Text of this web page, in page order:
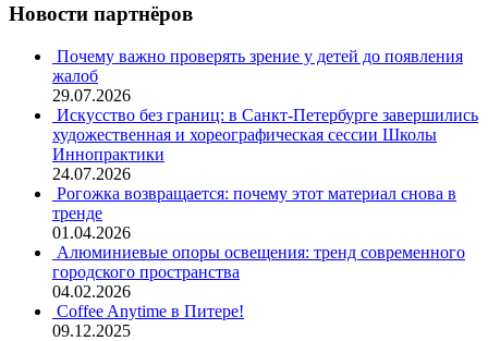
Новости партнёров
Почему важно проверять зрение у детей до появления
жалоб
29.07.2026
Искусство без границ: в Санкт-Петербурге завершились
художественная и хореографическая сессии Школы
Иннопрактики
24.07.2026
Рогожка возвращается: почему этот материал снова в
тренде
01.04.2026
Алюминиевые опоры освещения: тренд современного
городского пространства
04.02.2026
Coffee Anytime в Питере!
09.12.2025